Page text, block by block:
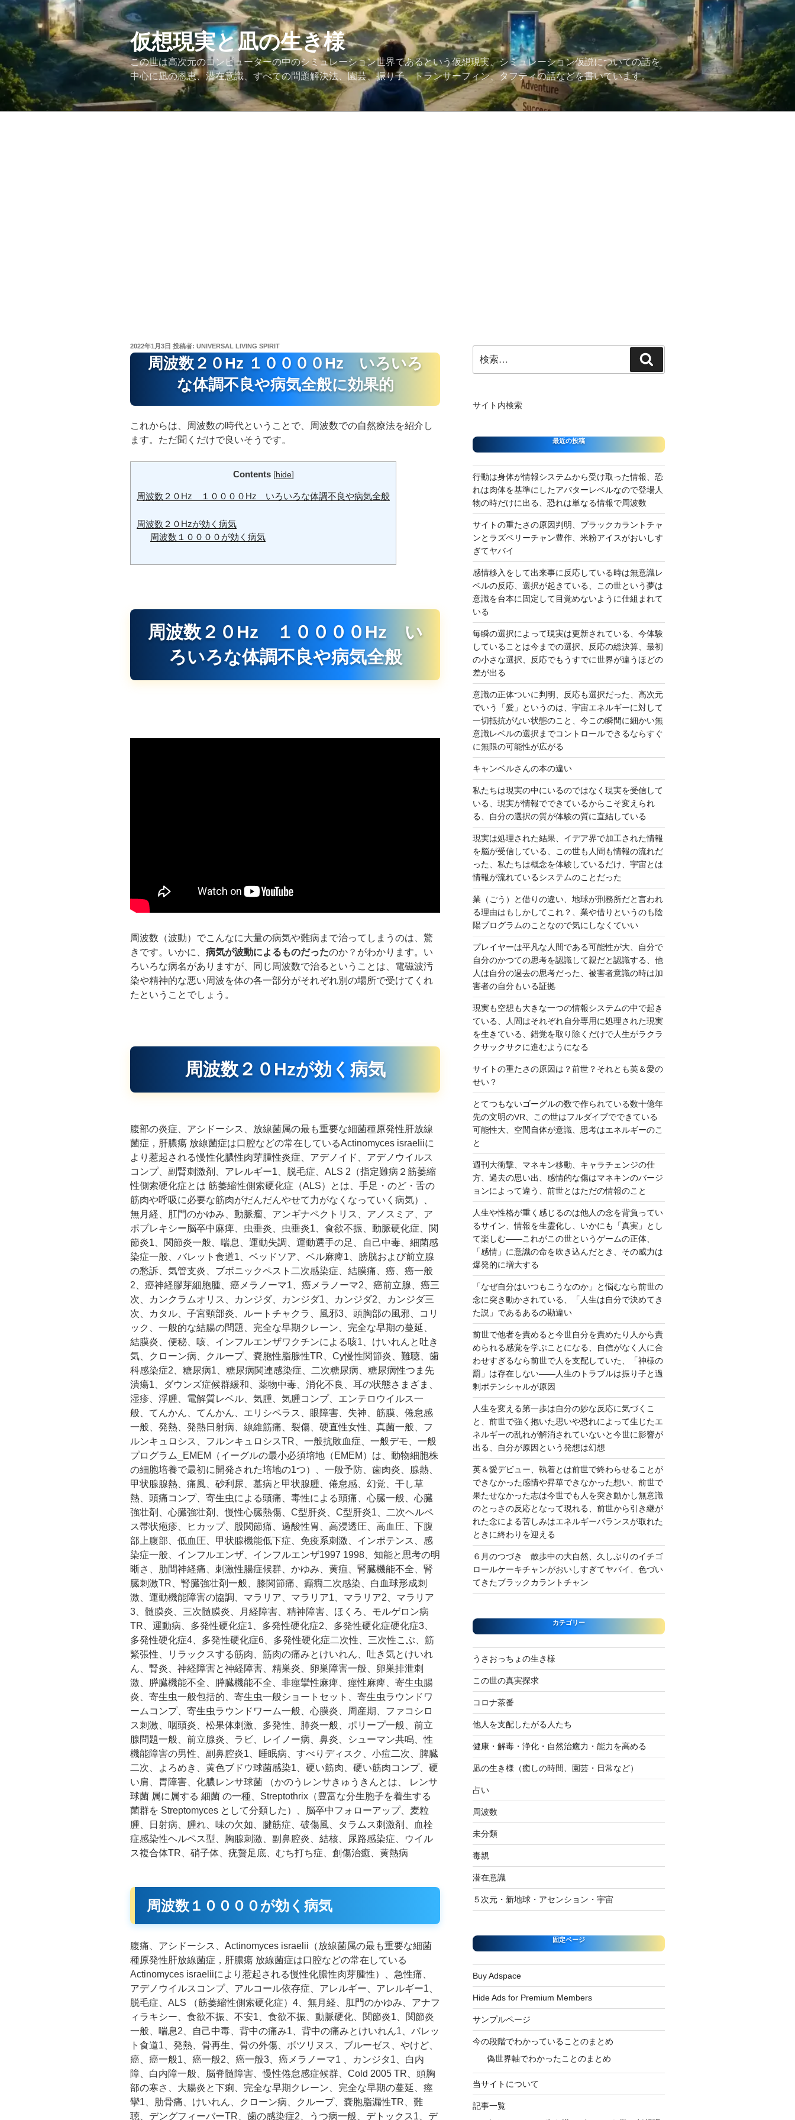
コ
テ
ン
ツ
へ
ス
仮想現実と凪の生き様
この世は高次元のコンピューターの中のシミュレーション世界であるという仮想現実、シミュレーション仮説についての話を
中心に凪の恩恵、潜在意識、すべての問題解決法、園芸、振り子、トランサーフィン、タフティの話などを書いています。
投
稿
2022年1月3日 投稿者: UNIVERSAL LIVING SPIRIT
周波数２０Hz １００００Hz いろいろ
な体調不良や病気全般に効果的
これからは、周波数の時代ということで、周波数での自然療法を紹介し
ます。ただ聞くだけで良いそうです。
Contents [hide]
周波数２０Hz １００００Hz いろいろな体調不良や病気全般
周波数２０Hzが効く病気
周波数１００００が効く病気
周波数２０Hz １００００Hz い
ろいろな体調不良や病気全般
周波数（波動）でこんなに大量の病気や難病まで治ってしまうのは、驚
きです。いかに、 病気が波動によるものだったのか？がわかります。い
ろいろな病名がありますが、同じ周波数で治るということは、電磁波汚
染や精神的な悪い周波を体の各一部分がそれぞれ別の場所で受けてくれ
たということでしょう。
周波数２０Hzが効く病気
腹部の炎症、アシドーシス、 放線菌属の最も重要な細菌種原発性肝放線
菌症，肝膿瘍 放線菌症は口腔などの常在しているActinomyces israeliiに
より惹起される慢性化膿性肉芽腫性炎症 、アデノイド、アデノウイルス
コンプ、副腎刺激剤、アレルギー1、脱毛症、ALS 2（指定難病２筋萎縮
性側索硬化症とは 筋萎縮性側索硬化症（ALS）とは、手足・のど・舌の
筋肉や呼吸に必要な筋肉がだんだんやせて力がなくなっていく病気）、
無月経、肛門のかゆみ、動脈瘤、アンギナペクトリス、アノスミア、ア
ポプレキシー脳卒中麻痺、虫垂炎、虫垂炎1、食欲不振、動脈硬化症、関
節炎1、関節炎一般、喘息、運動失調、運動選手の足、自己中毒、細菌感
染症一般、バレット食道1、ベッドソア、ベル麻痺1、膀胱および前立腺
の愁訴、気管支炎、ブボニックペスト二次感染症、結膜痛、癌、癌一般
2、癌神経膠芽細胞腫、癌メラノーマ1、癌メラノーマ2、癌前立腺、癌三
次、カンクラムオリス、カンジダ、カンジダ1、カンジダ2、カンジダ三
次、カタル、子宮頸部炎、ルートチャクラ、風邪3、頭胸部の風邪、コリ
ック、一般的な結腸の問題、完全な早期クレーン、完全な早期の蔓延、
結膜炎、便秘、咳、インフルエンザワクチンによる咳1、けいれんと吐き
気、クローン病、クループ、嚢胞性脂腺性TR、Cy慢性関節炎、難聴、歯
科感染症2、糖尿病1、糖尿病関連感染症、二次糖尿病、糖尿病性つま先
潰瘍1、ダウンズ症候群緩和、薬物中毒、消化不良、耳の状態さまざま、
湿疹、浮腫、電解質レベル、気腫、気腫コンプ、エンテロウイルス一
般、てんかん、てんかん、エリシペラス、眼障害、失神、筋膜、倦怠感
一般、発熱、発熱日射病、線維筋痛、裂傷、硬直性女性、真菌一般、フ
ルンキュロシス、フルンキュロシスTR、一般抗敗血症、一般デモ、一般
プログラム_EMEM（イーグルの最小必須培地（EMEM）は、動物細胞株
の細胞培養で最初に開発された培地の1つ）、一般予防、歯肉炎、腺熱、
甲状腺腺熱、痛風、砂利尿、墓病と甲状腺腫、倦怠感、幻覚、干し草
熱、頭痛コンプ、寄生虫による頭痛、毒性による頭痛、心臓一般、心臓
強壮剤、心臓強壮剤、慢性心臓熱傷、C型肝炎、C型肝炎1、二次ヘルペ
ス帯状疱疹、ヒカップ、股関節痛、過酸性胃、高浸透圧、高血圧、下腹
部上腹部、低血圧、甲状腺機能低下症、免疫系刺激、インポテンス、感
染症一般、インフルエンザ、インフルエンザ1997 1998、知能と思考の明
晰さ、肋間神経痛、刺激性腸症候群、かゆみ、黄疸、腎臓機能不全、腎
臓刺激TR、腎臓強壮剤一般、膝関節痛、癲癇二次感染、白血球形成刺
激、運動機能障害の協調、マラリア、マラリア1、マラリア2、マラリア
3、髄膜炎、三次髄膜炎、月経障害、精神障害、ほくろ、モルゲロン病
TR、運動病、多発性硬化症1、多発性硬化症2、多発性硬化症硬化症3、
多発性硬化症4、多発性硬化症6、多発性硬化症二次性、三次性こぶ、筋
緊張性、リラックスする筋肉、筋肉の痛みとけいれん、吐き気とけいれ
ん、腎炎、神経障害と神経障害、精巣炎、卵巣障害一般、卵巣排泄刺
激、膵臓機能不全、膵臓機能不全、非痙攣性麻痺、痙性麻痺、寄生虫腸
炎、寄生虫一般包括的、寄生虫一般ショートセット、寄生虫ラウンドワ
ームコンプ、寄生虫ラウンドワーム一般、心膜炎、周産期、ファコシロ
ス刺激、咽頭炎、松果体刺激、多発性、肺炎一般、ポリープ一般、前立
腺問題一般、前立腺炎、ラビ、レイノー病、鼻炎、シューマン共鳴、性
機能障害の男性、副鼻腔炎1、睡眠病、すべりディスク、小痘二次、脾臓
二次、よろめき、黄色ブドウ球菌感染1、硬い筋肉、硬い筋肉コンプ、硬
い肩、胃障害、化膿レンサ球菌 （かのうレンサきゅうきんとは、 レンサ
球菌 属に属する 細菌 の一種、Streptothrix（豊富な分生胞子を着生する
菌群を Streptomyces として分類した）、脳卒中フォローアップ、麦粒
腫、日射病、腫れ、味の欠如、腱筋症、破傷風、タラムス刺激剤、血栓
症感染性ヘルペス型、胸腺刺激、副鼻腔炎、結核、尿路感染症、ウイル
ス複合体TR、硝子体、疣贅足底、むち打ち症、創傷治癒、黄熱病
周波数１００００が効く病気
腹痛、アシドーシス、Actinomyces israelii（放線菌属の最も重要な細菌
種原発性肝放線菌症，肝膿瘍 放線菌症は口腔などの常在している
Actinomyces israeliiにより惹起される慢性化膿性肉芽腫性）、急性痛、
アデノウイルスコンプ、アルコール依存症、アレルギー、アレルギー1、
脱毛症、ALS （筋萎縮性側索硬化症）4、無月経、肛門のかゆみ、アナフ
ィラキシー、食欲不振、不安1、食欲不振、動脈硬化、関節炎1、関節炎
一般、喘息2、自己中毒、背中の痛み1、背中の痛みとけいれん1、バレッ
ト食道1、発熱、骨再生、骨の外傷、ボツリヌス、ブルーゼス、やけど、
癌、癌一般1、癌一般2、癌一般3、癌メラノーマ1 、カンジタ1、白内
障、白内障一般、脳脊髄障害、慢性倦怠感症候群、Cold 2005 TR、頭胸
部の寒さ、大腸炎と下痢、完全な早期クレーン、完全な早期の蔓延、痙
攣1、肋骨痛、けいれん、クローン病、クループ、嚢胞脂漏性TR、難
聴、デングフィーバーTR、歯の感染症2、うつ病一般、デトックス1、デ
索:
索
サイト内検索
最近の投稿
行動は身体が情報システムから受け取った情報、恐
れは肉体を基準にしたアバターレベルなので登場人
物の時だけに出る、恐れは単なる情報で周波数
サイトの重たさの原因判明、ブラックカラントチャ
ンとラズベリーチャン豊作、米粉アイスがおいしす
ぎてヤバイ
感情移入をして出来事に反応している時は無意識レ
ベルの反応、選択が起きている、この世という夢は
意識を台本に固定して目覚めないように仕組まれて
いる
毎瞬の選択によって現実は更新されている、今体験
していることは今までの選択、反応の総決算、最初
の小さな選択、反応でもうすでに世界が違うほどの
差が出る
意識の正体ついに判明、反応も選択だった、高次元
でいう「愛」というのは、宇宙エネルギーに対して
一切抵抗がない状態のこと、今この瞬間に細かい無
意識レベルの選択までコントロールできるならすぐ
に無限の可能性が広がる
キャンベルさんの本の違い
私たちは現実の中にいるのではなく現実を受信して
いる、現実が情報でできているからこそ変えられ
る、自分の選択の質が体験の質に直結している
現実は処理された結果、イデア界で加工された情報
を脳が受信している、この世も人間も情報の流れだ
った、私たちは概念を体験しているだけ、宇宙とは
情報が流れているシステムのことだった
業（ごう）と借りの違い、地球が刑務所だと言われ
る理由はもしかしてこれ？、業や借りというのも陰
陽プログラムのことなので気にしなくていい
プレイヤーは平凡な人間である可能性が大、自分で
自分のかつての思考を認識して親だと認識する、他
人は自分の過去の思考だった、被害者意識の時は加
害者の自分もいる証拠
現実も空想も大きな一つの情報システムの中で起き
ている、人間はそれぞれ自分専用に処理された現実
を生きている、錯覚を取り除くだけで人生がラクラ
クサックサクに進むようになる
サイトの重たさの原因は？前世？それとも英＆愛の
せい？
とてつもないゴーグルの数で作られている数十億年
先の文明のVR、この世はフルダイブでできている
可能性大、空間自体が意識、思考はエネルギーのこ
と
週刊大衝撃、マネキン移動、キャラチェンジの仕
方、過去の思い出、感情的な傷はマネキンのバージ
ョンによって違う、前世とはただの情報のこと
人生や性格が重く感じるのは他人の念を背負ってい
るサイン、情報を生霊化し、いかにも「真実」とし
て楽しむ――これがこの世というゲームの正体、
「感情」に意識の命を吹き込んだとき、その威力は
爆発的に増大する
「なぜ自分はいつもこうなのか」と悩むなら前世の
念に突き動かされている、「人生は自分で決めてき
た説」であるあるの勘違い
前世で他者を責めると今世自分を責めたり人から責
められる感覚を学ぶことになる、自信がなく人に合
わせすぎるなら前世で人を支配していた、「神様の
罰」は存在しない――人生のトラブルは振り子と過
剰ポテンシャルが原因
人生を変える第一歩は自分の妙な反応に気づくこ
と、前世で強く抱いた思いや恐れによって生じたエ
ネルギーの乱れが解消されていないと今世に影響が
出る、自分が原因という発想は幻想
英＆愛デビュー、執着とは前世で終わらせることが
できなかった感情や昇華できなかった想い、前世で
果たせなかった志は今世でも人を突き動かし無意識
のとっさの反応となって現れる、前世から引き継が
れた念による苦しみはエネルギーバランスが取れた
ときに終わりを迎える
６月のつづき 散歩中の大自然、久しぶりのイチゴ
ロールケーキチャンがおいしすぎてヤバイ、色づい
てきたブラックカラントチャン
カテゴリー
うさおっちょの生き様
この世の真実探求
コロナ茶番
他人を支配したがる人たち
健康・解毒・浄化・自然治癒力・能力を高める
凪の生き様（癒しの時間、園芸・日常など）
占い
周波数
未分類
毒親
潜在意識
５次元・新地球・アセンション・宇宙
固定ページ
Buy Adspace
Hide Ads for Premium Members
サンプルページ
今の段階でわかっていることのまとめ
偽世界軸でわかったことのまとめ
当サイトについて
記事一覧